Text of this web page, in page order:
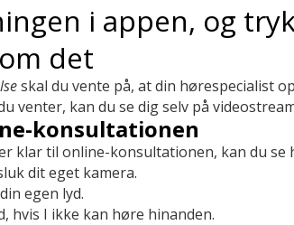
i appen, og
det
skal du vente på, at din hørespecialist
venter, kan du se dig selv på
konsultationen
klar til online-konsultationen, kan du se
dit eget kamera.
egen lyd.
hvis I ikke kan høre hinanden.